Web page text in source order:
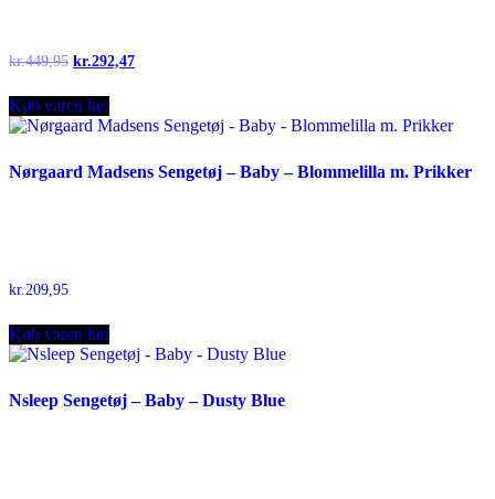
kr.449,95 Original
was:
kr.449,95.
kr.292,47Current
Køb varen her
Nørgaard Madsens Sengetøj – Baby – Blommelilla m. Prikker
kr.209,95
Køb varen her
Nsleep Sengetøj – Baby – Dusty Blue